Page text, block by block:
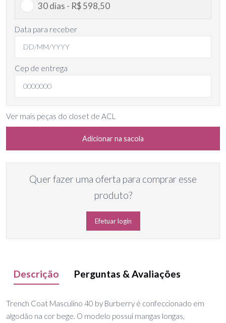
30 dias - R$ 598,50
Data para receber
Cep de entrega
Ver mais peças do closet de ACL
Adicionar na sacola
Quer fazer uma oferta para comprar esse
produto?
Efetuar login
Descrição Perguntas & Avaliações
Trench Coat Masculino 40 by Burberry é confeccionado em
algodão na cor bege. O modelo possui mangas longas,